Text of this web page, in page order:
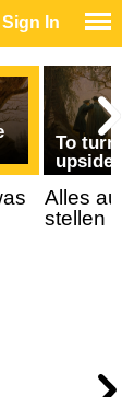
Sign In
To
upside
Alles
stellen